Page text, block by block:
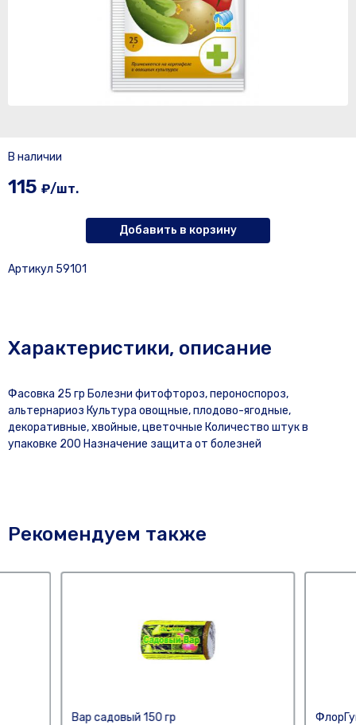
В наличии
115 ₽/шт.
Добавить в корзину
Артикул 59101
Характеристики, описание
Фасовка 25 гр Болезни фитофтороз, пероноспороз,
альтернариоз Культура овощные, плодово-ягодные,
декоративные, хвойные, цветочные Количество штук в
упаковке 200 Назначение защита от болезней
Рекомендуем также
Вар садовый 150 гр